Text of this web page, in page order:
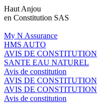
Haut Anjou
en Constitution SAS
My N Assurance
HMS AUTO
AVIS DE CONSTITUTION
SANTE EAU NATUREL
Avis de constitution
AVIS DE CONSTITUTION
AVIS DE CONSTITUTION
Avis de constitution